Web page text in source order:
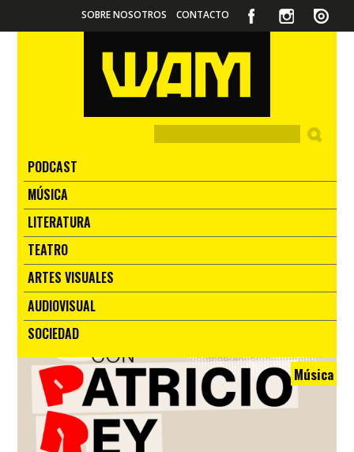
SOBRE NOSOTROS CONTACTO
PODCAST
MÚSICA
LITERATURA
TEATRO
ARTES VISUALES
AUDIOVISUAL
SOCIEDAD
Música